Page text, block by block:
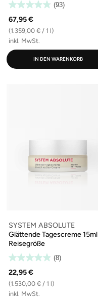
(93)
67,95 €
(1.359,00 € / 1 l)
inkl. MwSt.
IN DEN WARENKORB
SYSTEM ABSOLUTE
Glättende Tagescreme 15ml
Reisegröße
(8)
22,95 €
(1.530,00 € / 1 l)
inkl. MwSt.